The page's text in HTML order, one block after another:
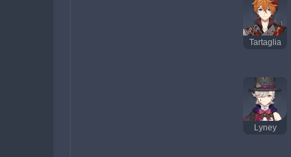
Tartaglia
Lyney